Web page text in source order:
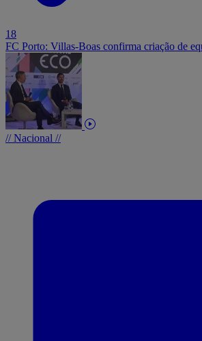
18
FC Porto: Villas-Boas confirma criação de
// Nacional //